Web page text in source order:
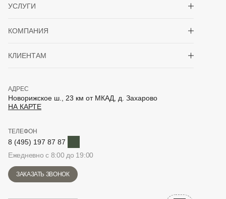
УСЛУГИ
КОМПАНИЯ
КЛИЕНТАМ
АДРЕС
Новорижское ш., 23 км от МКАД, д. Захарово
НА КАРТЕ
ТЕЛЕФОН
8 (495) 197 87 87
Ежедневно с 8:00 до 19:00
ЗАКАЗАТЬ ЗВОНОК